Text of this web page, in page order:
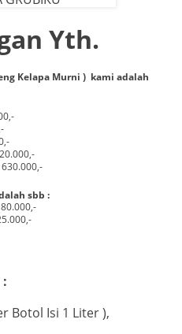
Yth.
Kelapa Murni ) kami adalah
sbb :
Botol Isi 1 Liter ),